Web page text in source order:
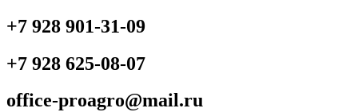
+7 928 901-31-09
+7 928 625-08-07
office-proagro@mail.ru